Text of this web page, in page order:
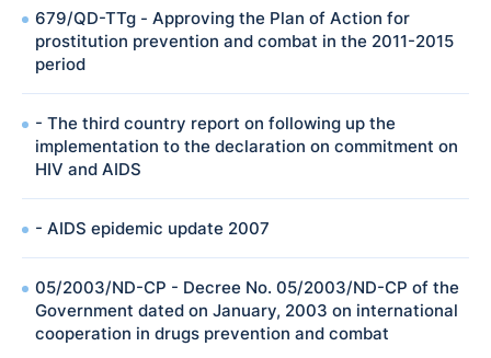
679/QD-TTg - Approving the Plan of Action for
prostitution prevention and combat in the 2011-2015
period
- The third country report on following up the
implementation to the declaration on commitment on
HIV and AIDS
- AIDS epidemic update 2007
05/2003/ND-CP - Decree No. 05/2003/ND-CP of the
Government dated on January, 2003 on international
cooperation in drugs prevention and combat